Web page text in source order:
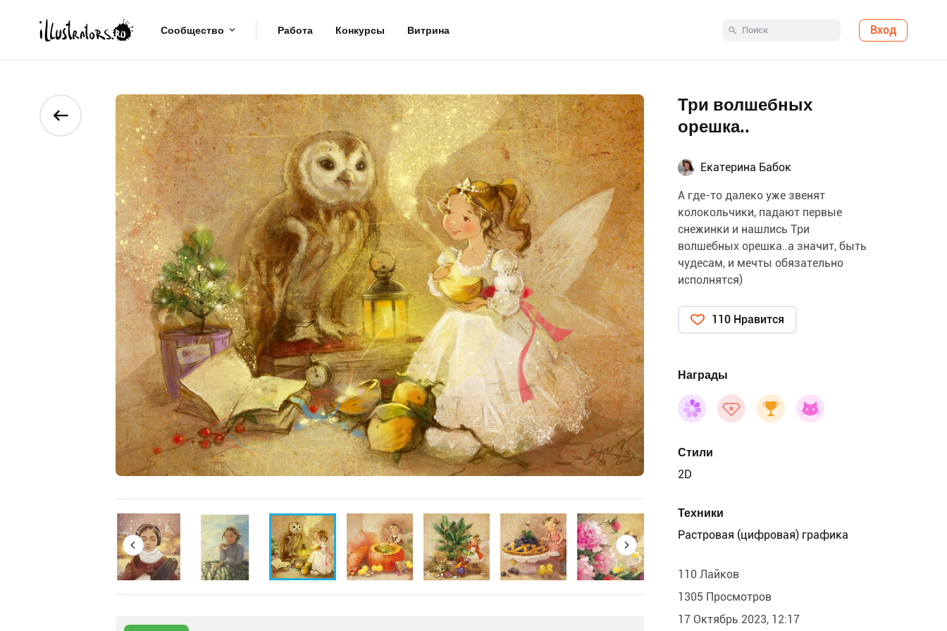
Сообщество Работа Конкурсы Витрина Вход
Три волшебных
орешка..
Екатерина Бабок
А где-то далеко уже звенят
колокольчики, падают первые
снежинки и нашлись Три
волшебных орешка..а значит, быть
чудесам, и мечты обязательно
исполнятся)
110 Нравится
Награды
Стили
2D
Техники
Растровая (цифровая) графика
110 Лайков
1305 Просмотров
17 Октябрь 2023, 12:17